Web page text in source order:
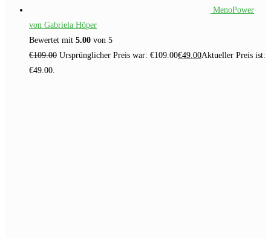
MenoPower
von Gabriela Höper
Bewertet mit 5.00 von 5
€109.00 Ursprünglicher Preis war: €109.00€49.00Aktueller Preis ist:
€49.00.